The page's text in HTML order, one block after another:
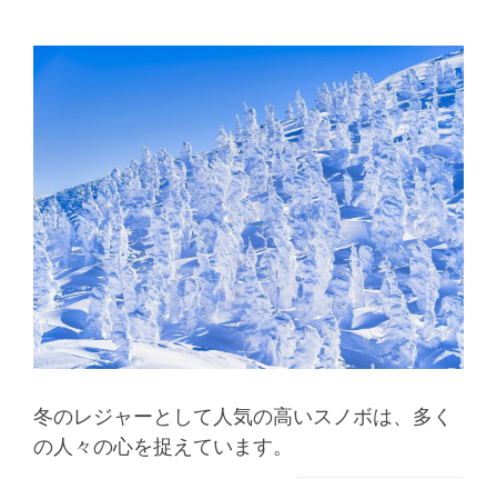
冬のレジャーとして人気の高いスノボは、多く
の人々の心を捉えています。